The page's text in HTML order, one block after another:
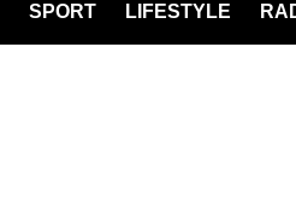
SPORT LIFESTYLE